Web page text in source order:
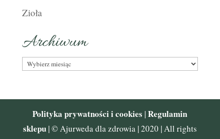
Zioła
Archiwum
Archiwum
Polityka prywatności i cookies |Regulamin
sklepu | © Ajurweda dla zdrowia | 2020 | All rights